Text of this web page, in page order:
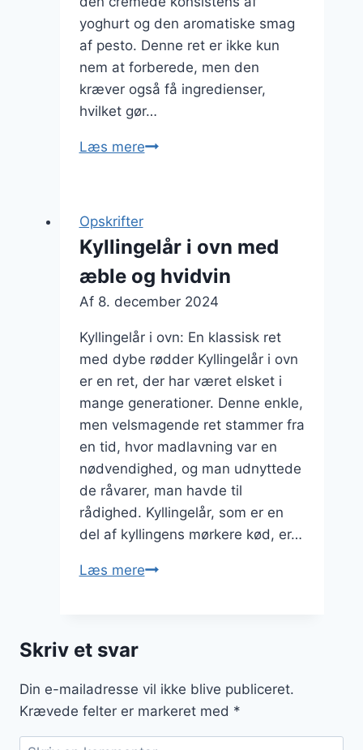
yoghurt og den aromatiske smag
af pesto. Denne ret er ikke kun
nem at forberede, men den
kræver også få ingredienser,
hvilket gør…
Læs mereKyllingelår
yoghurt
og
pesto
Opskrifter
Kyllingelår i ovn med
æble og hvidvin
Af 8. december 2024
Kyllingelår i ovn: En klassisk ret
med dybe rødder Kyllingelår i ovn
er en ret, der har været elsket i
mange generationer. Denne enkle,
men velsmagende ret stammer fra
en tid, hvor madlavning var en
nødvendighed, og man udnyttede
de råvarer, man havde til
rådighed. Kyllingelår, som er en
del af kyllingens mørkere kød, er…
Læs mereKyllingelår
Skriv et svar
Din e-mailadresse vil ikke blive publiceret.
Krævede felter er markeret med *